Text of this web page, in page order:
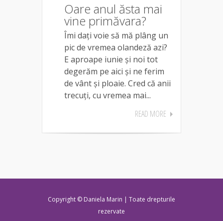
Oare anul ăsta mai
vine primăvara?
Îmi dați voie să mă plâng un
pic de vremea olandeză azi?
E aproape iunie și noi tot
degerăm pe aici și ne ferim
de vânt și ploaie. Cred că anii
trecuți, cu vremea mai...
READ MORE
Copyright © Daniela Marin | Toate drepturile
rezervate